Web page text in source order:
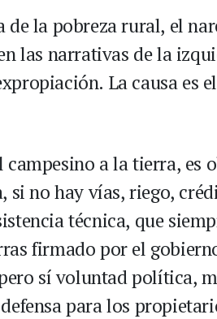
de la pobreza rural, el
las narrativas de la
La causa es
campesino a la tierra, es
si no hay vías, riego,
técnica, que
firmado por el
sí voluntad política,
para los